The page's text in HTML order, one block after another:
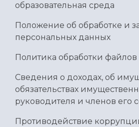
образовательная среда
Положение об обработке и
персональных данных
Политика обработки файлов
Сведения о доходах, об
обязательствах
руководителя и членов его
Противодействие